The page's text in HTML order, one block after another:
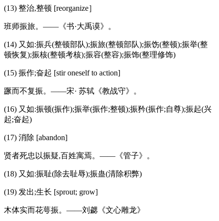
(13) 整治,整顿 [reorganize］
班师振旅。——《书·大禹谟》。
(14) 又如:振兵(整顿部队);振旅(整顿部队);振饬(整顿);振举(整
顿恢复);振核(整顿考核);振容(整容);振饰(整理修饰)
(15) 振作;奋起 [stir oneself to action]
蹶而不复振。——宋· 苏轼《教战守》。
(16) 又如:振顿(振作);振举(振作;整顿);振矜(振作;自尊);振起(兴
起;奋起)
(17) 消除 [abandon]
贤者死忠以振疑,百姓寓焉。——《管子》。
(18) 又如:振耻(除去耻辱);振蛊(清除积弊)
(19) 发出;生长 [sprout; grow]
木体实而花萼振。——刘勰《文心雕龙》